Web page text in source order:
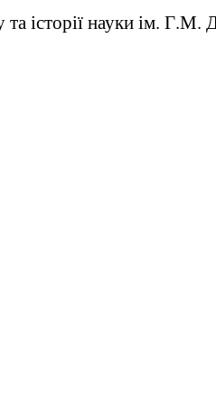
та історії науки ім.